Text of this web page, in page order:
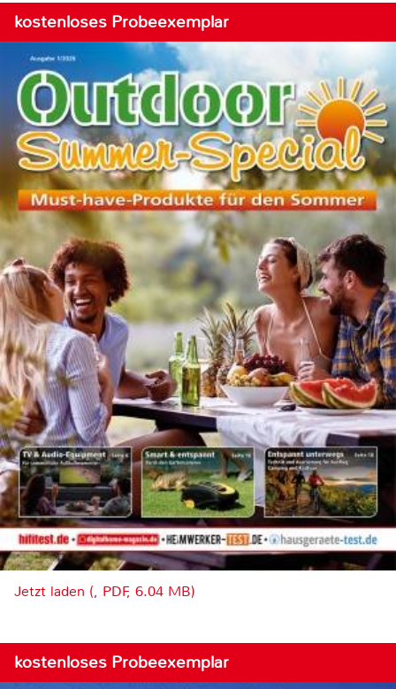
kostenloses Probeexemplar
Jetzt laden (, PDF, 6.04 MB)
kostenloses Probeexemplar